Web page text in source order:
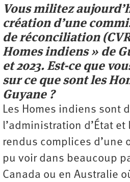
Vous militez
création d’une
de réconciliation
Homes indiens » de
et 2023. Est-ce que
sur ce que sont les
Guyane ?
Les Homes indiens sont
l’administration d’État et
rendus complices d’une
pu voir dans beaucoup
Canada ou en Australie